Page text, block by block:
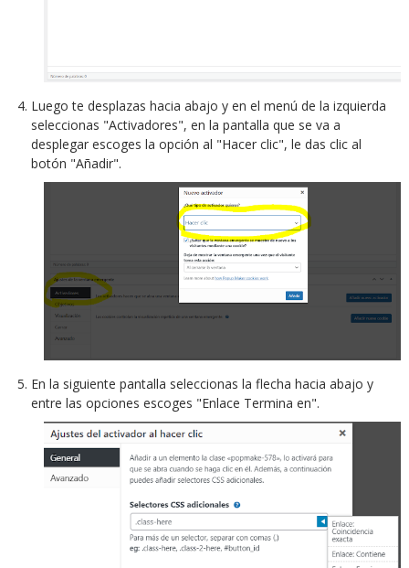
Luego te desplazas hacia abajo y en el menú de la izquierda
seleccionas "Activadores", en la pantalla que se va a
desplegar escoges la opción al "Hacer clic", le das clic al
botón "Añadir".
En la siguiente pantalla seleccionas la flecha hacia abajo y
entre las opciones escoges "Enlace Termina en".